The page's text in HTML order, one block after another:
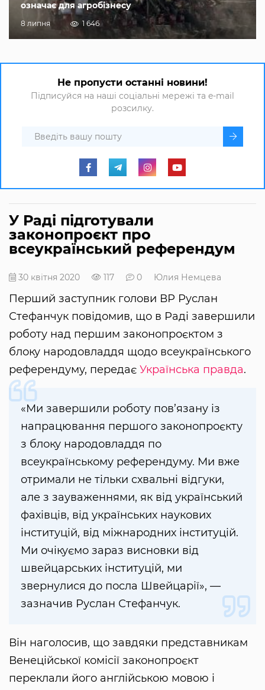
означає для агробізнесу
8 липня 1 646
Не пропусти останні новини!
Підписуйся на наші соціальні мережі та e-mail
розсилку.
У Раді підготували
законопроєкт про
всеукраїнський референдум
30 квітня 2020 117 0 Юлия Немцева
Перший заступник голови ВР Руслан
Стефанчук повідомив, що в Раді завершили
роботу над першим законопроєктом з
блоку народовладдя щодо всеукраїнського
референдуму, передає Українська правда.
«Ми завершили роботу пов’язану із
напрацювання першого законопроєкту
з блоку народовладдя по
всеукраїнському референдуму. Ми вже
отримали не тільки схвальні відгуки,
але з зауваженнями, як від український
фахівців, від українських наукових
інституцій, від міжнародних інституцій.
Ми очікуємо зараз висновки від
швейцарських інституцій, ми
звернулися до посла Швейцарії», —
зазначив Руслан Стефанчук.
Він наголосив, що завдяки представникам
Венеційської комісії законопроєкт
переклали його англійською мовою і